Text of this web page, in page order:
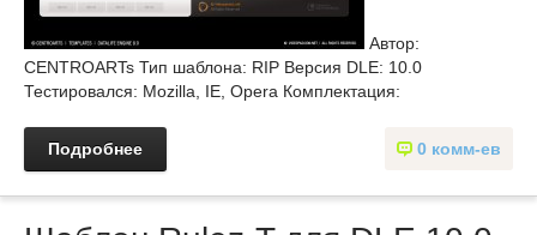
Автор:
CENTROARTs Тип шаблона: RIP Версия DLE: 10.0
Тестировался: Mozilla, IE, Opera Комплектация:
0 комм-ев
Подробнее